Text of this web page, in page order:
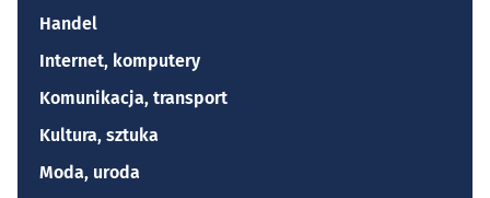
Handel
Internet, komputery
Komunikacja, transport
Kultura, sztuka
Moda, uroda